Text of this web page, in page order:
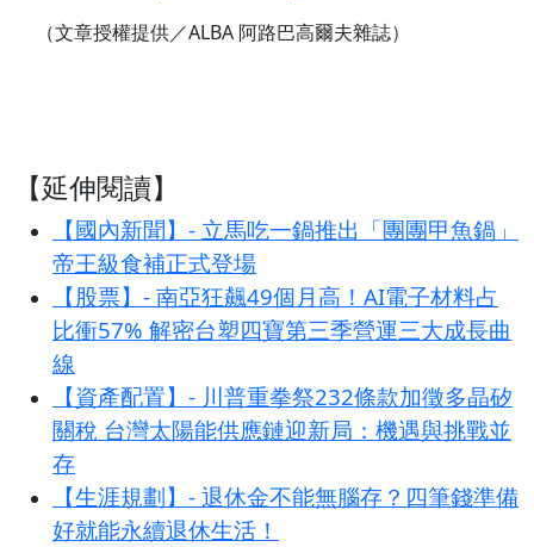
（文章授權提供／ALBA 阿路巴高爾夫雜誌）
【延伸閱讀】
【國內新聞】- 立馬吃一鍋推出「團團甲魚鍋」
帝王級食補正式登場
【股票】- 南亞狂飆49個月高！AI電子材料占
比衝57% 解密台塑四寶第三季營運三大成長曲
線
【資產配置】- 川普重拳祭232條款加徵多晶矽
關稅 台灣太陽能供應鏈迎新局：機遇與挑戰並
存
【生涯規劃】- 退休金不能無腦存？四筆錢準備
好就能永續退休生活！